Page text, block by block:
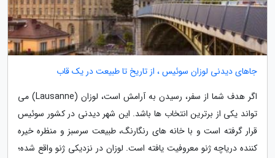
جاهای دیدنی لوزان سوئیس ، از تاریخ تا طبیعت در یک قاب
اگر هدف شما از سفر، رسیدن به آرامش است، لوزان (Lausanne) می
تواند یکی از برترین انتخاب ها باشد. این شهر دیدنی در کشور سوئیس
قرار گرفته است و با خانه های رنگارنگ، طبیعت سرسبز و منظره خیره
کننده دریاچه ژنو معروفیت یافته است. لوزان در نزدیکی ژنو واقع شده؛